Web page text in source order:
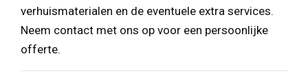
verhuismaterialen en de eventuele extra services.
Neem contact met ons op voor een persoonlijke
offerte.